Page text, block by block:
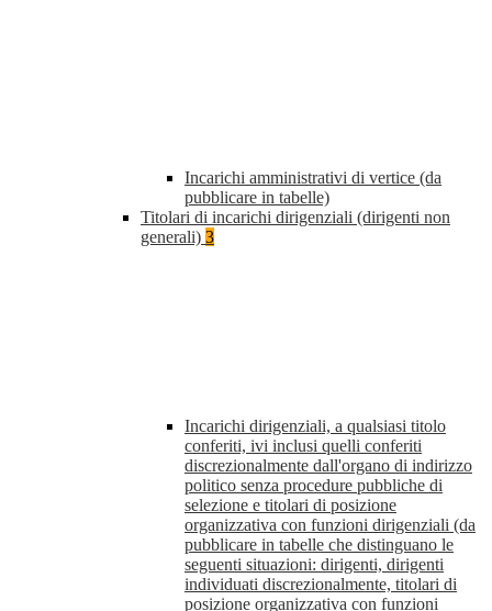
Incarichi amministrativi di vertice (da
pubblicare in tabelle)
Titolari di incarichi dirigenziali (dirigenti non
generali) 3
Incarichi dirigenziali, a qualsiasi titolo
conferiti, ivi inclusi quelli conferiti
discrezionalmente dall'organo di indirizzo
politico senza procedure pubbliche di
selezione e titolari di posizione
organizzativa con funzioni dirigenziali (da
pubblicare in tabelle che distinguano le
seguenti situazioni: dirigenti, dirigenti
individuati discrezionalmente, titolari di
posizione organizzativa con funzioni